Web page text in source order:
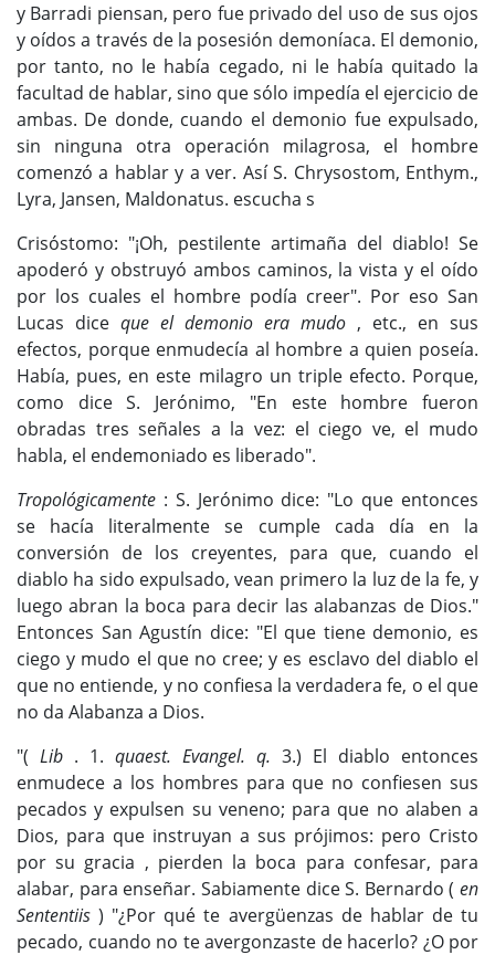
y Barradi piensan, pero fue privado del uso de sus ojos
y oídos a través de la posesión demoníaca. El demonio,
por tanto, no le había cegado, ni le había quitado la
facultad de hablar, sino que sólo impedía el ejercicio de
ambas. De donde, cuando el demonio fue expulsado,
sin ninguna otra operación milagrosa, el hombre
comenzó a hablar y a ver. Así S. Chrysostom, Enthym.,
Lyra, Jansen, Maldonatus. escucha s
Crisóstomo: "¡Oh, pestilente artimaña del diablo! Se
apoderó y obstruyó ambos caminos, la vista y el oído
por los cuales el hombre podía creer". Por eso San
Lucas dice que el demonio era mudo , etc., en sus
efectos, porque enmudecía al hombre a quien poseía.
Había, pues, en este milagro un triple efecto. Porque,
como dice S. Jerónimo, "En este hombre fueron
obradas tres señales a la vez: el ciego ve, el mudo
habla, el endemoniado es liberado".
Tropológicamente : S. Jerónimo dice: "Lo que entonces
se hacía literalmente se cumple cada día en la
conversión de los creyentes, para que, cuando el
diablo ha sido expulsado, vean primero la luz de la fe, y
luego abran la boca para decir las alabanzas de Dios."
Entonces San Agustín dice: "El que tiene demonio, es
ciego y mudo el que no cree; y es esclavo del diablo el
que no entiende, y no confiesa la verdadera fe, o el que
no da Alabanza a Dios.
"( Lib . 1. quaest. Evangel. q. 3.) El diablo entonces
enmudece a los hombres para que no confiesen sus
pecados y expulsen su veneno; para que no alaben a
Dios, para que instruyan a sus prójimos: pero Cristo
por su gracia , pierden la boca para confesar, para
alabar, para enseñar. Sabiamente dice S. Bernardo ( en
Sententiis ) "¿Por qué te avergüenzas de hablar de tu
pecado, cuando no te avergonzaste de hacerlo? ¿O por